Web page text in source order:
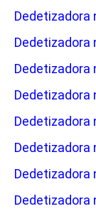
Dedetizadora
Dedetizadora
Dedetizadora
Dedetizadora
Dedetizadora
Dedetizadora
Dedetizadora
Dedetizadora